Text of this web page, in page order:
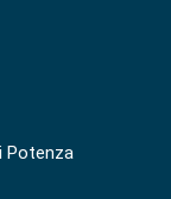
Potenza